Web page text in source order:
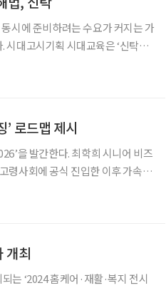
시에 준비하려는 수요가 커지는 가
시대고시기획 시대교육은 ‘신탁아
로드맵 제시
을 발간한다. 최학희 시니어 비즈
령사회에 공식 진입한 이후 가속되
개최
는 ‘2024 홈케어·재활·복지 전시